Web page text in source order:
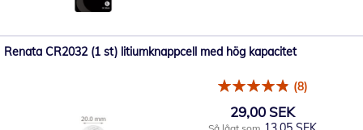
Renata CR2032 (1 st) litiumknappcell med hög kapacitet
(8)
29,00 SEK